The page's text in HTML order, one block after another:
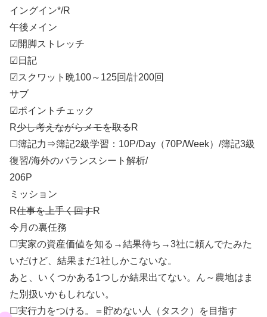
イングイン*/R
午後メイン
☑開脚ストレッチ
☑日記
☑スクワット晩100～125回/計200回
サブ
☑ポイントチェック
R少し考えながらメモを取るR
☐簿記力⇒簿記2級学習：10P/Day（70P/Week）/簿記3級
復習/海外のバランスシート解析/
206P
ミッション
R仕事を上手く回すR
今月の裏任務
☐実家の資産価値を知る→結果待ち→3社に頼んでたみた
いだけど、結果まだ1社しかこないな。
あと、いくつかある1つしか結果出てない。ん～農地はま
た別扱いかもしれない。
☐実行力をつける。＝貯めない人（タスク）を目指す